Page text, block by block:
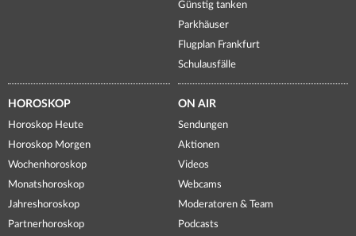
Günstig tanken
Parkhäuser
Flugplan Frankfurt
Schulausfälle
HOROSKOP
Horoskop Heute
Horoskop Morgen
Wochenhoroskop
Monatshoroskop
Jahreshoroskop
Partnerhoroskop
ON AIR
Sendungen
Aktionen
Videos
Webcams
Moderatoren & Team
Podcasts